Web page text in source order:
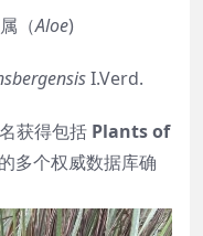
（Aloe)
I.Verd.
获得包括 Plants of
多个权威数据库确